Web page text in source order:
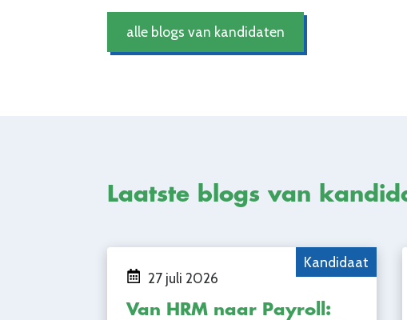
alle blogs van kandidaten
Laatste blogs van
Kandidaat
27 juli 2026
Van HRM naar Payroll: